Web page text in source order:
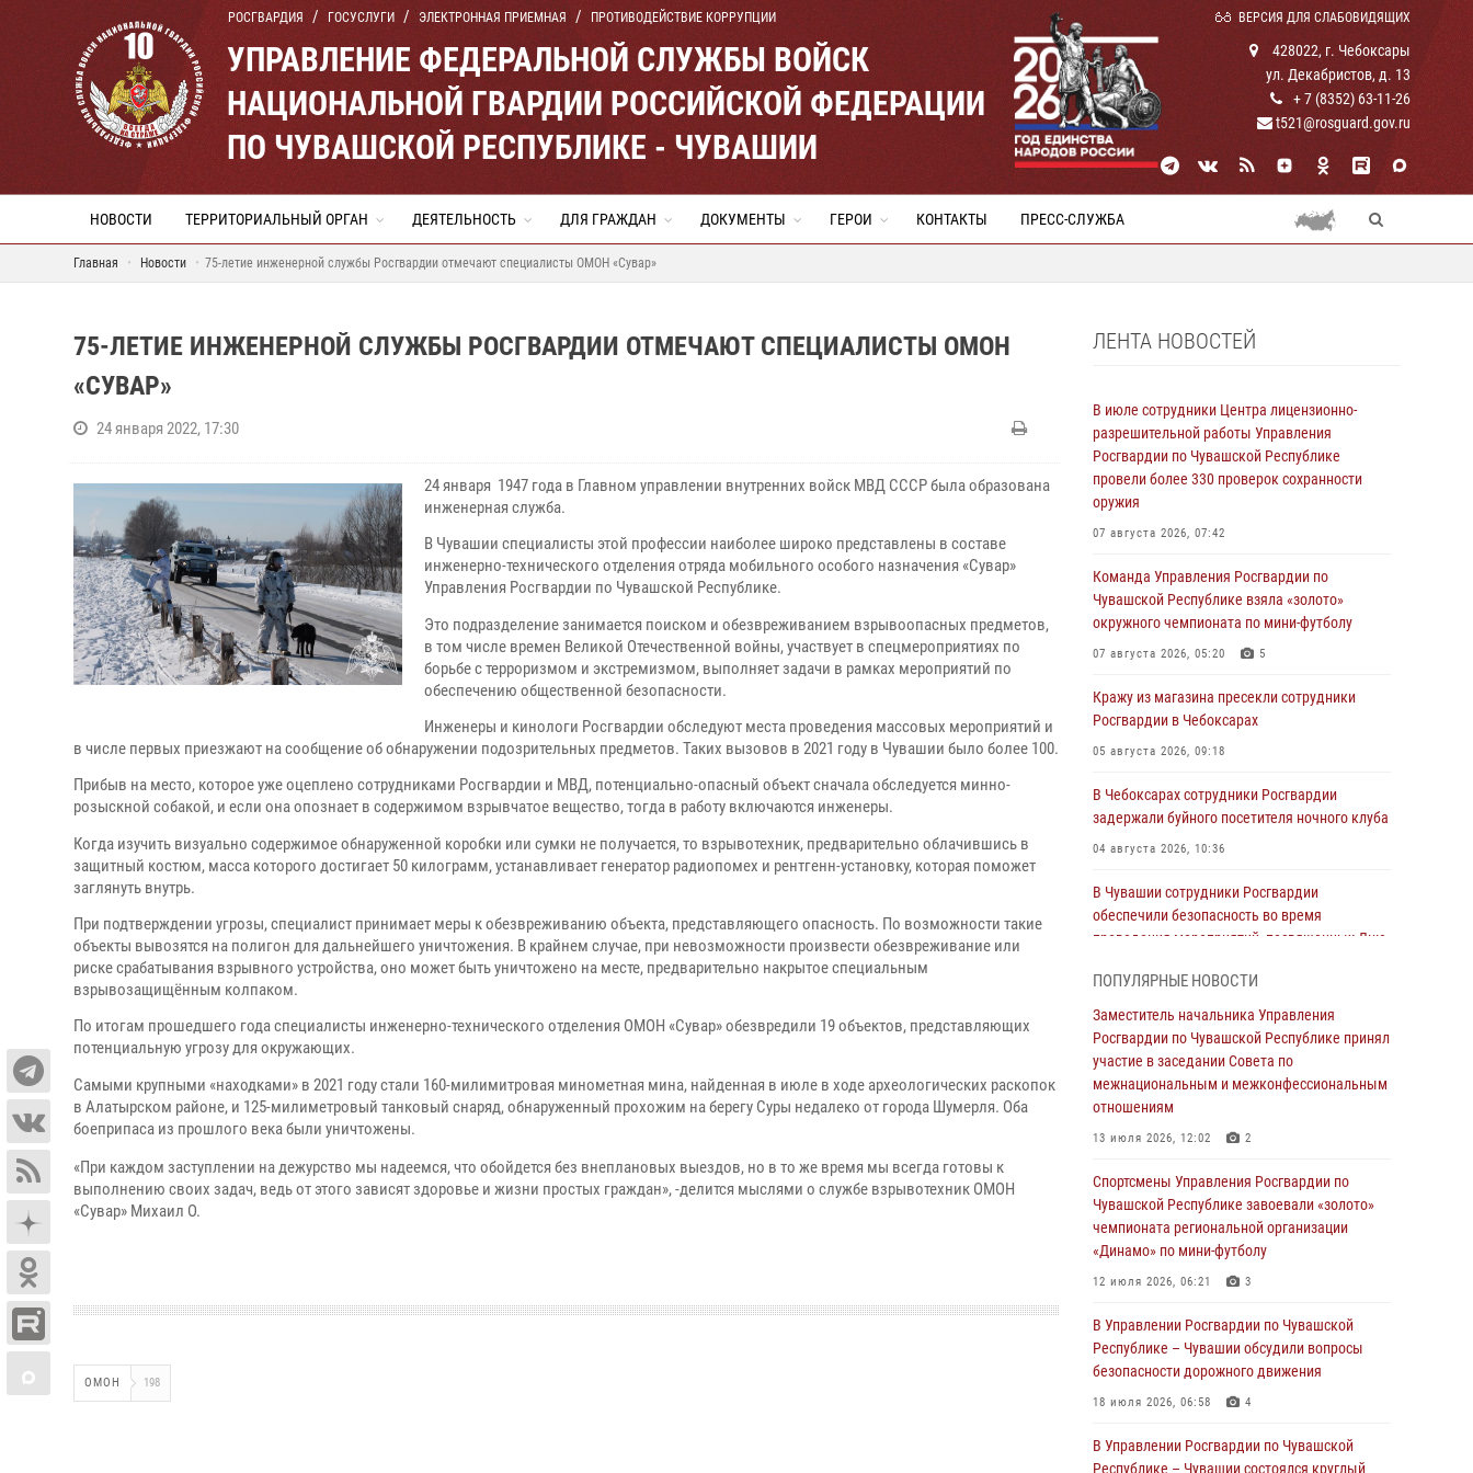
РОСГВАРДИЯ ГОСУСЛУГИ ЭЛЕКТРОННАЯ ПРИЕМНАЯ ПРОТИВОДЕЙСТВИЕ КОРРУПЦИИ ВЕРСИЯ ДЛЯ СЛАБОВИДЯЩИХ
УПРАВЛЕНИЕ ФЕДЕРАЛЬНОЙ СЛУЖБЫ ВОЙСК
НАЦИОНАЛЬНОЙ ГВАРДИИ РОССИЙСКОЙ ФЕДЕРАЦИИ
ПО ЧУВАШСКОЙ РЕСПУБЛИКЕ - ЧУВАШИИ
428022, г. Чебоксары
ул. Декабристов, д. 13
+ 7 (8352) 63-11-26
t521@rosguard.gov.ru
НОВОСТИ ТЕРРИТОРИАЛЬНЫЙ ОРГАН ДЕЯТЕЛЬНОСТЬ ДЛЯ ГРАЖДАН ДОКУМЕНТЫ ГЕРОИ КОНТАКТЫ ПРЕСС-СЛУЖБА
Главная Новости 75-летие инженерной службы Росгвардии отмечают специалисты ОМОН «Сувар»
75-ЛЕТИЕ ИНЖЕНЕРНОЙ СЛУЖБЫ РОСГВАРДИИ ОТМЕЧАЮТ СПЕЦИАЛИСТЫ ОМОН
«СУВАР»
24 января 2022, 17:30
24 января 1947 года в Главном управлении внутренних войск МВД СССР была образована
инженерная служба.
В Чувашии специалисты этой профессии наиболее широко представлены в составе
инженерно-технического отделения отряда мобильного особого назначения «Сувар»
Управления Росгвардии по Чувашской Республике.
Это подразделение занимается поиском и обезвреживанием взрывоопасных предметов,
в том числе времен Великой Отечественной войны, участвует в спецмероприятиях по
борьбе с терроризмом и экстремизмом, выполняет задачи в рамках мероприятий по
обеспечению общественной безопасности.
Инженеры и кинологи Росгвардии обследуют места проведения массовых мероприятий и
в числе первых приезжают на сообщение об обнаружении подозрительных предметов. Таких вызовов в 2021 году в Чувашии было более 100.
Прибыв на место, которое уже оцеплено сотрудниками Росгвардии и МВД, потенциально-опасный объект сначала обследуется минно-
розыскной собакой, и если она опознает в содержимом взрывчатое вещество, тогда в работу включаются инженеры.
Когда изучить визуально содержимое обнаруженной коробки или сумки не получается, то взрывотехник, предварительно облачившись в
защитный костюм, масса которого достигает 50 килограмм, устанавливает генератор радиопомех и рентгенн-установку, которая поможет
заглянуть внутрь.
При подтверждении угрозы, специалист принимает меры к обезвреживанию объекта, представляющего опасность. По возможности такие
объекты вывозятся на полигон для дальнейшего уничтожения. В крайнем случае, при невозможности произвести обезвреживание или
риске срабатывания взрывного устройства, оно может быть уничтожено на месте, предварительно накрытое специальным
взрывозащищённым колпаком.
По итогам прошедшего года специалисты инженерно-технического отделения ОМОН «Сувар» обезвредили 19 объектов, представляющих
потенциальную угрозу для окружающих.
Самыми крупными «находками» в 2021 году стали 160-милимитровая минометная мина, найденная в июле в ходе археологических раскопок
в Алатырском районе, и 125-милиметровый танковый снаряд, обнаруженный прохожим на берегу Суры недалеко от города Шумерля. Оба
боеприпаса из прошлого века были уничтожены.
«При каждом заступлении на дежурство мы надеемся, что обойдется без внеплановых выездов, но в то же время мы всегда готовы к
выполнению своих задач, ведь от этого зависят здоровье и жизни простых граждан», -делится мыслями о службе взрывотехник ОМОН
«Сувар» Михаил О.
ОМОН 198
ЛЕНТА НОВОСТЕЙ
В июле сотрудники Центра лицензионно-
разрешительной работы Управления
Росгвардии по Чувашской Республике
провели более 330 проверок сохранности
оружия
07 августа 2026, 07:42
Команда Управления Росгвардии по
Чувашской Республике взяла «золото»
окружного чемпионата по мини-футболу
07 августа 2026, 05:20 5
Кражу из магазина пресекли сотрудники
Росгвардии в Чебоксарах
05 августа 2026, 09:18
В Чебоксарах сотрудники Росгвардии
задержали буйного посетителя ночного клуба
04 августа 2026, 10:36
В Чувашии сотрудники Росгвардии
обеспечили безопасность во время
проведения мероприятий, посвященных Дню
В июле сотрудники вневедомственной
охраны Росгвардии задержали более 200
граждан, подозреваемых в совершении
правонарушений
03 августа 2026, 08:20
В Росгвардии вспоминают российских
воинов, погибших в Первой мировой войне
1914-1918 годов
01 августа 2026, 07:19
подозреваемого в причинении тяжкого вреда
здоровью
01 августа 2026, 06:12
национальной гвардии Российской
Федерации
ПОПУЛЯРНЫЕ НОВОСТИ
Заместитель начальника Управления
Росгвардии по Чувашской Республике принял
участие в заседании Совета по
межнациональным и межконфессиональным
отношениям
13 июля 2026, 12:02 2
Спортсмены Управления Росгвардии по
Чувашской Республике завоевали «золото»
чемпионата региональной организации
«Динамо» по мини-футболу
12 июля 2026, 06:21 3
В Управлении Росгвардии по Чувашской
Республике – Чувашии обсудили вопросы
безопасности дорожного движения
18 июля 2026, 06:58 4
В Управлении Росгвардии по Чувашской
Республике – Чувашии состоялся круглый